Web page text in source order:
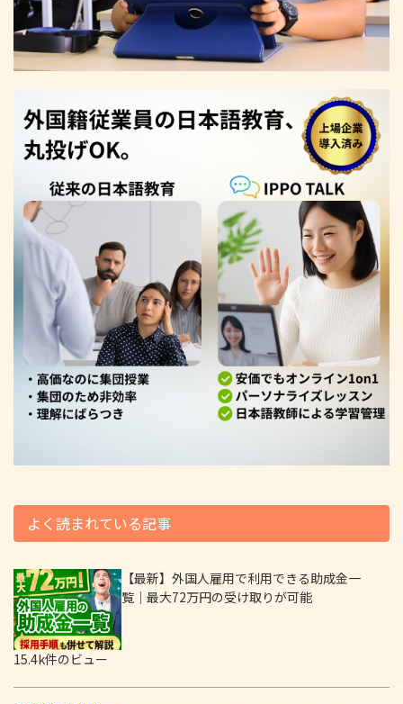
よく読まれている記事
【最新】外国人雇用で利用できる助成金一
覧｜最大72万円の受け取りが可能
15.4k件のビュー